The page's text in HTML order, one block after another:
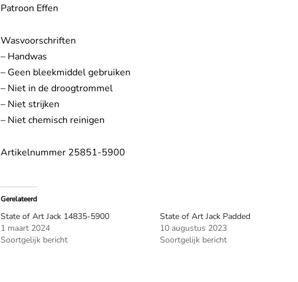
Patroon Effen
Wasvoorschriften
– Handwas
– Geen bleekmiddel gebruiken
– Niet in de droogtrommel
– Niet strijken
– Niet chemisch reinigen
Artikelnummer 25851-5900
Gerelateerd
State of Art Jack 14835-5900
1 maart 2024
Soortgelijk bericht
State of Art Jack Padded
10 augustus 2023
Soortgelijk bericht